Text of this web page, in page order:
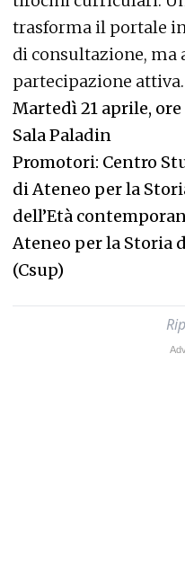
trasforma il portale
di consultazione, ma
partecipazione attiva.
Martedì 21 aprile,
Sala Paladin
Promotori: Centro
di Ateneo per la
dell’Età
Ateneo per la Storia
(Csup)